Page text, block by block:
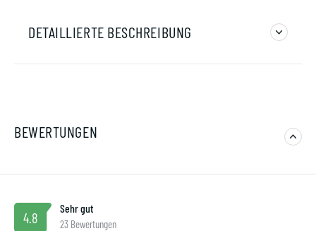
DETAILLIERTE BESCHREIBUNG
BEWERTUNGEN
4.8
Sehr gut
23 Bewertungen